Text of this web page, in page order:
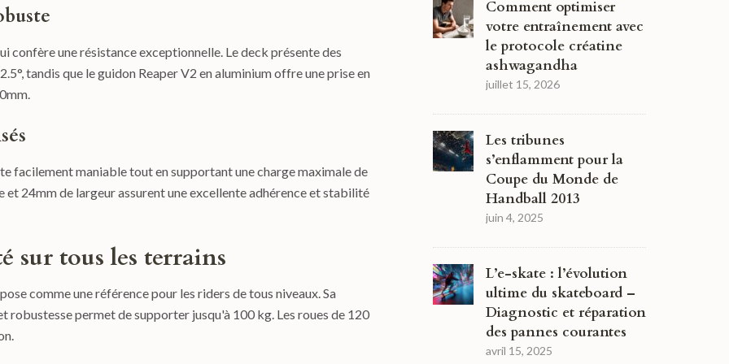
confère une résistance exceptionnelle. Le deck présente des
tandis que le guidon Reaper V2 en aluminium offre une prise en
facilement maniable tout en supportant une charge maximale de
24mm de largeur assurent une excellente adhérence et stabilité
sur tous les terrains
comme une référence pour les riders de tous niveaux. Sa
permet de supporter jusqu'à 100 kg. Les roues de 120
Comment optimiser
votre entraînement avec
le protocole créatine
ashwagandha
juillet 15, 2026
Les tribunes
s’enflamment pour la
Coupe du Monde de
Handball 2013
juin 4, 2025
L’e-skate : l’évolution
ultime du skateboard –
Diagnostic et réparation
des pannes courantes
avril 15, 2025